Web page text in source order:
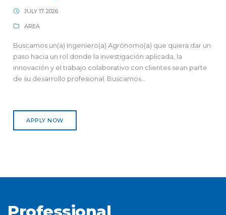
JULY 17, 2026
AREA
Buscamos un(a) Ingeniero(a) Agrónomo(a) que quiera dar un
paso hacia un rol donde la investigación aplicada, la
innovación y el trabajo colaborativo con clientes sean parte
de su desarrollo profesional. Buscamos...
APPLY NOW